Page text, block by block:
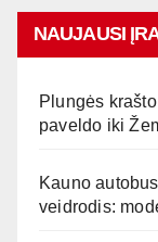
NAUJAUSI
Plungės
paveldo iki
Kauno
veidrodis: